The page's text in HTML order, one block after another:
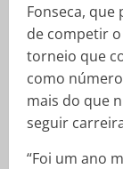
Fonseca,
de competir o
torneio que
como
mais do que
seguir
“Foi um ano